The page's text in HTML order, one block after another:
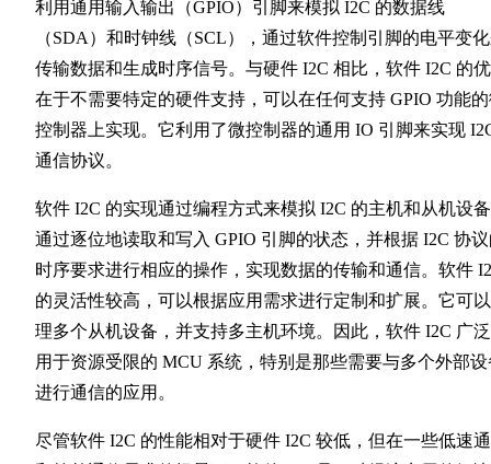
利用通用输入输出（GPIO）引脚来模拟 I2C 的数据线
（SDA）和时钟线（SCL），通过软件控制引脚的电平变
传输数据和生成时序信号。与硬件 I2C 相比，软件 I2C 的
在于不需要特定的硬件支持，可以在任何支持 GPIO 功能
控制器上实现。它利用了微控制器的通用 IO 引脚来实现
通信协议。
软件 I2C 的实现通过编程方式来模拟 I2C 的主机和从机设
通过逐位地读取和写入 GPIO 引脚的状态，并根据 I2C 协
时序要求进行相应的操作，实现数据的传输和通信。软件
的灵活性较高，可以根据应用需求进行定制和扩展。它可
理多个从机设备，并支持多主机环境。因此，软件 I2C 广
用于资源受限的 MCU 系统，特别是那些需要与多个外部设
进行通信的应用。
尽管软件 I2C 的性能相对于硬件 I2C 较低，但在一些低速